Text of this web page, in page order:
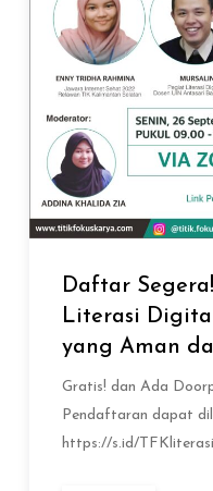
Daftar
Literasi
yang Aman
Gratis! dan Ada
Pendaftaran dapat
https://s.id/